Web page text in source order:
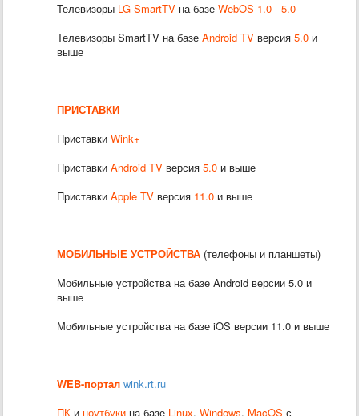
Телевизоры LG SmartTV на базе WebOS 1.0 - 5.0
Телевизоры SmartTV на базе Android TV версия 5.0 и
выше
ПРИСТАВКИ
Приставки Wink+
Приставки Android TV версия 5.0 и выше
Приставки Apple TV версия 11.0 и выше
МОБИЛЬНЫЕ УСТРОЙСТВА (телефоны и планшеты)
Мобильные устройства на базе Android версии 5.0 и
выше
Мобильные устройства на базе iOS версии 11.0 и выше
WEB-портал wink.rt.ru
ПК и ноутбуки на базе Linux, Windows, MacOS с